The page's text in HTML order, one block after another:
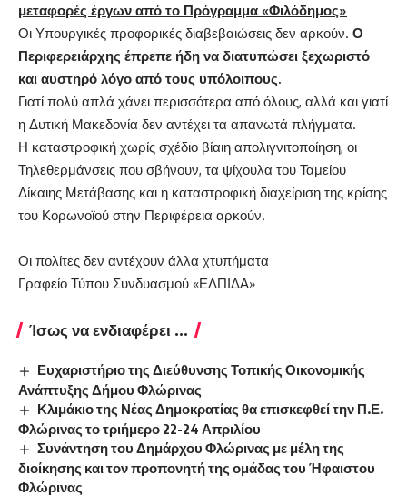
μεταφορές έργων από το Πρόγραμμα «Φιλόδημος»
Οι Υπουργικές προφορικές διαβεβαιώσεις δεν αρκούν. Ο
Περιφερειάρχης έπρεπε ήδη να διατυπώσει ξεχωριστό
και αυστηρό λόγο από τους υπόλοιπους.
Γιατί πολύ απλά χάνει περισσότερα από όλους, αλλά και γιατί
η Δυτική Μακεδονία δεν αντέχει τα απανωτά πλήγματα.
Η καταστροφική χωρίς σχέδιο βίαιη απολιγνιτοποίηση, οι
Τηλεθερμάνσεις που σβήνουν, τα ψίχουλα του Ταμείου
Δίκαιης Μετάβασης και η καταστροφική διαχείριση της κρίσης
του Κορωνοϊού στην Περιφέρεια αρκούν.
Οι πολίτες δεν αντέχουν άλλα χτυπήματα
Γραφείο Τύπου Συνδυασμού «ΕΛΠΙΔΑ»
Ίσως να ενδιαφέρει ...
Ευχαριστήριο της Διεύθυνσης Τοπικής Οικονομικής
Ανάπτυξης Δήμου Φλώρινας
Κλιμάκιο της Νέας Δημοκρατίας θα επισκεφθεί την Π.Ε.
Φλώρινας το τριήμερο 22-24 Απριλίου
Συνάντηση του Δημάρχου Φλώρινας με μέλη της
διοίκησης και τον προπονητή της ομάδας του Ήφαιστου
Φλώρινας